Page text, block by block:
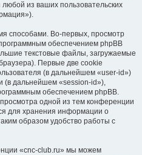
из ваших пользовательских
способами. Во-первых, просмотр
обеспечением phpBB
текстовые файлы, загружаемые
Первые две cookie
(в дальнейшем «user-id»)
(в дальнейшем «session-id»),
обеспечением phpBB.
одной из тем конференции
для хранения информации о
образом удобство работы с
«cnc-club.ru» мы можем